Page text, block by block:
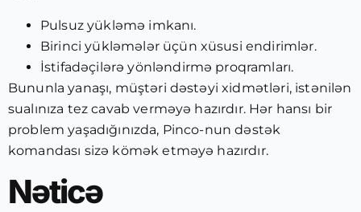
Pulsuz yükləmə imkanı.
Birinci yükləmələr üçün xüsusi endirimlər.
İstifadəçilərə yönləndirmə proqramları.
Bununla yanaşı, müştəri dəstəyi xidmətləri, istənilən
sualınıza tez cavab verməyə hazırdır. Hər hansı bir
problem yaşadığınızda, Pinco-nun dəstək
komandası sizə kömək etməyə hazırdır.
Nəticə